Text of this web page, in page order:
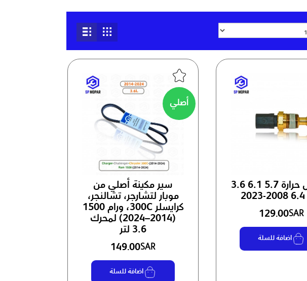
حساس حرارة 5.7 6.1 3.6
129.00SAR
اضافة للسلة
أصلي
سير مكينة أصلي من
موبار لتشارجر، تشالنجر،
كرايسلر 300C، ورام 1500
(2014–2024) لمحرك 3.6 لتر
149.00SAR
اضافة للسلة